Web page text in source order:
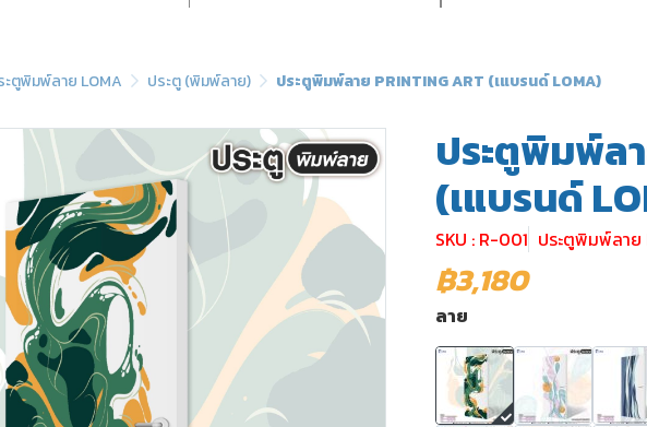
ะตูพิมพ์ลาย LOMA ประตู (พิมพ์ลาย) ประตูพิมพ์ลาย PRINTING ART (เแบรนด์ LOMA)
ประตูพิมพ์ล
(เแบรนด์
SKU : R-001 ประตูพิมพ์ลาย
฿3,180
ลาย